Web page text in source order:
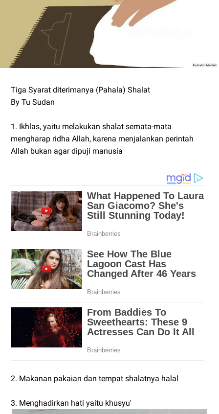
Tiga Syarat diterimanya (Pahala) Shalat
By Tu Sudan
1. Ikhlas, yaitu melakukan shalat semata-mata
mengharap ridha Allah, karena menjalankan perintah
Allah bukan agar dipuji manusia
2. Makanan pakaian dan tempat shalatnya halal
3. Menghadirkan hati yaitu khusyu'